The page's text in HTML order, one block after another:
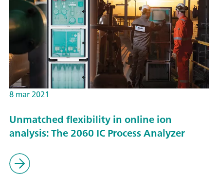
8 mar 2021
Unmatched flexibility in online ion
analysis: The 2060 IC Process Analyzer